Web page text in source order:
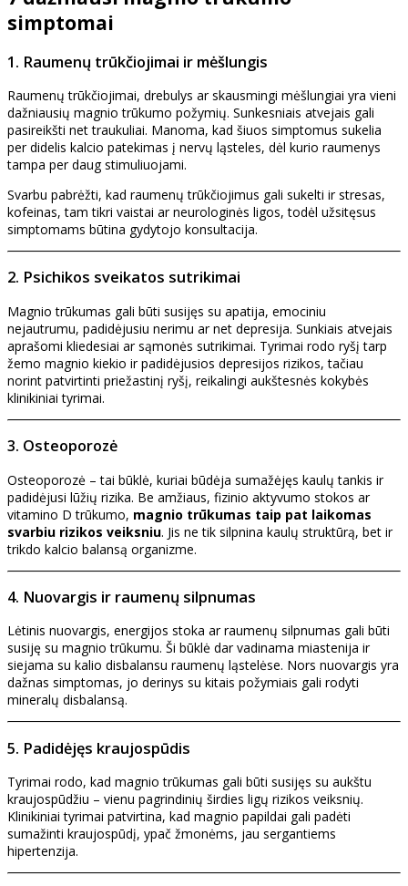
simptomai
1. Raumenų trūkčiojimai ir mėšlungis
Raumenų trūkčiojimai, drebulys ar skausmingi mėšlungiai yra vieni
dažniausių magnio trūkumo požymių. Sunkesniais atvejais gali
pasireikšti net traukuliai. Manoma, kad šiuos simptomus sukelia
per didelis kalcio patekimas į nervų ląsteles, dėl kurio raumenys
tampa per daug stimuliuojami.
Svarbu pabrėžti, kad raumenų trūkčiojimus gali sukelti ir stresas,
kofeinas, tam tikri vaistai ar neurologinės ligos, todėl užsitęsus
simptomams būtina gydytojo konsultacija.
2. Psichikos sveikatos sutrikimai
Magnio trūkumas gali būti susijęs su apatija, emociniu
nejautrumu, padidėjusiu nerimu ar net depresija. Sunkiais atvejais
aprašomi kliedesiai ar sąmonės sutrikimai. Tyrimai rodo ryšį tarp
žemo magnio kiekio ir padidėjusios depresijos rizikos, tačiau
norint patvirtinti priežastinį ryšį, reikalingi aukštesnės kokybės
klinikiniai tyrimai.
3. Osteoporozė
Osteoporozė – tai būklė, kuriai būdėja sumažėjęs kaulų tankis ir
padidėjusi lūžių rizika. Be amžiaus, fizinio aktyvumo stokos ar
vitamino D trūkumo, magnio trūkumas taip pat laikomas
svarbiu rizikos veiksniu. Jis ne tik silpnina kaulų struktūrą, bet ir
trikdo kalcio balansą organizme.
4. Nuovargis ir raumenų silpnumas
Lėtinis nuovargis, energijos stoka ar raumenų silpnumas gali būti
susiję su magnio trūkumu. Ši būklė dar vadinama miastenija ir
siejama su kalio disbalansu raumenų ląstelėse. Nors nuovargis yra
dažnas simptomas, jo derinys su kitais požymiais gali rodyti
mineralų disbalansą.
5. Padidėjęs kraujospūdis
Tyrimai rodo, kad magnio trūkumas gali būti susijęs su aukštu
kraujospūdžiu – vienu pagrindinių širdies ligų rizikos veiksnių.
Klinikiniai tyrimai patvirtina, kad magnio papildai gali padėti
sumažinti kraujospūdį, ypač žmonėms, jau sergantiems
hipertenzija.